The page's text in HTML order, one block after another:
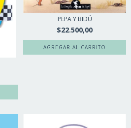
PEPA Y BIDÚ
$22.500,00